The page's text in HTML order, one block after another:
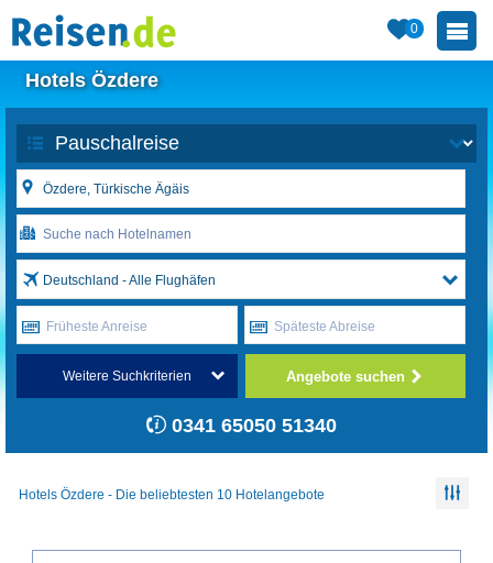
0
Hotels Özdere
Deutschland - Alle Flughäfen
Früheste Anreise Späteste Abreise
Weitere Suchkriterien Angebote suchen
0341 65050 51340
Hotels Özdere - Die beliebtesten 10 Hotelangebote